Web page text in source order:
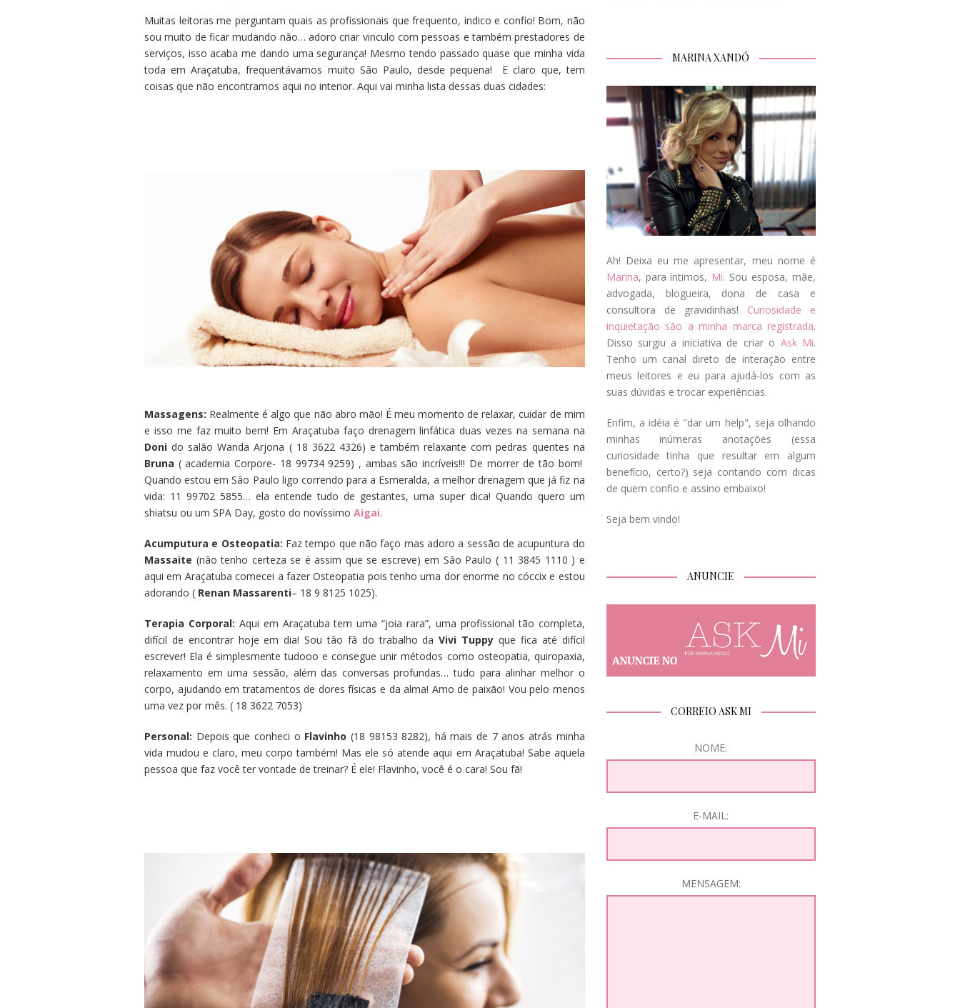
Muitas leitoras me perguntam quais as profissionais que frequento, indico e confio! Bom, não
sou muito de ficar mudando não… adoro criar vinculo com pessoas e também prestadores de
serviços, isso acaba me dando uma segurança! Mesmo tendo passado quase que minha vida
toda em Araçatuba, frequentávamos muito São Paulo, desde pequena! E claro que, tem
coisas que não encontramos aqui no interior. Aqui vai minha lista dessas duas cidades:
Massagens: Realmente é algo que não abro mão! É meu momento de relaxar, cuidar de mim
e isso me faz muito bem! Em Araçatuba faço drenagem linfática duas vezes na semana na
Doni do salão Wanda Arjona ( 18 3622 4326) e também relaxante com pedras quentes na
Bruna ( academia Corpore- 18 99734 9259) , ambas são incríveis!!! De morrer de tão bom!
Quando estou em São Paulo ligo correndo para a Esmeralda, a melhor drenagem que já fiz na
vida: 11 99702 5855… ela entende tudo de gestantes, uma super dica! Quando quero um
shiatsu ou um SPA Day, gosto do novíssimo Aigai.
Acumputura e Osteopatia: Faz tempo que não faço mas adoro a sessão de acupuntura do
Massaite (não tenho certeza se é assim que se escreve) em São Paulo ( 11 3845 1110 ) e
aqui em Araçatuba comecei a fazer Osteopatia pois tenho uma dor enorme no cóccix e estou
adorando ( Renan Massarenti– 18 9 8125 1025).
Terapia Corporal: Aqui em Araçatuba tem uma “joia rara”, uma profissional tão completa,
difícil de encontrar hoje em dia! Sou tão fã do trabalho daVivi Tuppy que fica até difícil
escrever! Ela é simplesmente tudooo e consegue unir métodos como osteopatia, quiropaxia,
relaxamento em uma sessão, além das conversas profundas… tudo para alinhar melhor o
corpo, ajudando em tratamentos de dores físicas e da alma! Amo de paixão! Vou pelo menos
uma vez por mês. ( 18 3622 7053)
Personal: Depois que conheci o Flavinho (18 98153 8282), há mais de 7 anos atrás minha
vida mudou e claro, meu corpo também! Mas ele só atende aqui em Araçatuba! Sabe aquela
pessoa que faz você ter vontade de treinar? É ele! Flavinho, você é o cara! Sou fã!
MARINA XANDÓ
Ah! Deixa eu me apresentar, meu nome é
Marina, para íntimos, Mi. Sou esposa, mãe,
advogada, blogueira, dona de casa e
consultora de gravidinhas! Curiosidade e
inquietação são a minha marca registrada.
Disso surgiu a iniciativa de criar o Ask Mi.
Tenho um canal direto de interação entre
meus leitores e eu para ajudá-los com as
suas dúvidas e trocar experiências.
Enfim, a idéia é "dar um help", seja olhando
minhas inúmeras anotações (essa
curiosidade tinha que resultar em algum
benefício, certo?) seja contando com dicas
de quem confio e assino embaixo!
Seja bem vindo!
ANUNCIE
CORREIO ASK MI
NOME:
E-MAIL:
MENSAGEM: